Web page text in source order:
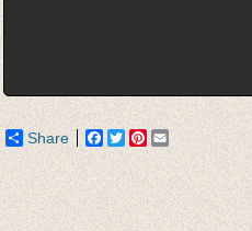
Share Facebook
TwitterPinterest